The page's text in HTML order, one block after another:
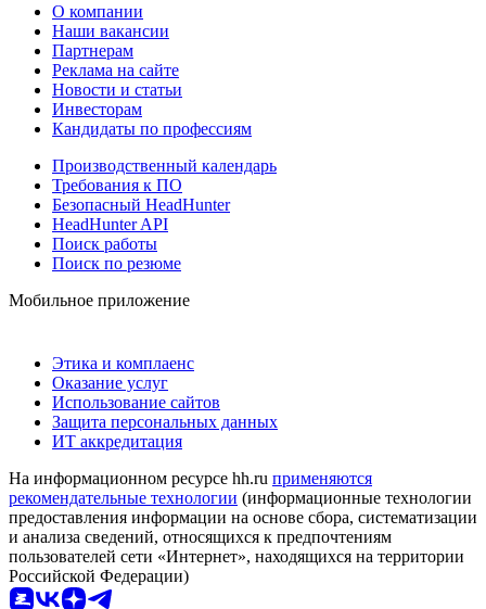
О компании
Наши вакансии
Партнерам
Реклама на сайте
Новости и статьи
Инвесторам
Кандидаты по профессиям
Производственный календарь
Требования к ПО
Безопасный HeadHunter
HeadHunter API
Поиск работы
Поиск по резюме
Мобильное приложение
Этика и комплаенс
Оказание услуг
Использование сайтов
Защита персональных данных
ИТ аккредитация
На информационном ресурсе hh.ru применяются
рекомендательные технологии (информационные технологии
предоставления информации на основе сбора, систематизации
и анализа сведений, относящихся к предпочтениям
пользователей сети «Интернет», находящихся на территории
Российской Федерации)